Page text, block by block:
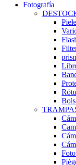
Fotografía